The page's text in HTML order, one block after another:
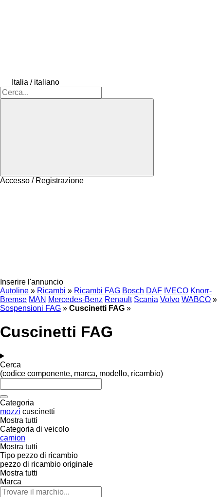
Italia / italiano
Accesso / Registrazione
Inserire l'annuncio
Autoline » Ricambi » Ricambi FAG Bosch DAF IVECO Knorr-
Bremse MAN Mercedes-Benz Renault Scania Volvo WABCO »
Sospensioni FAG » Cuscinetti FAG »
Cuscinetti FAG
Cerca
(codice componente, marca, modello, ricambio)
Categoria
mozzi cuscinetti
Mostra tutti
Categoria di veicolo
camion
Mostra tutti
Tipo pezzo di ricambio
pezzo di ricambio originale
Mostra tutti
Marca